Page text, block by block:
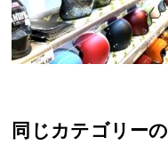
同じカテゴリー